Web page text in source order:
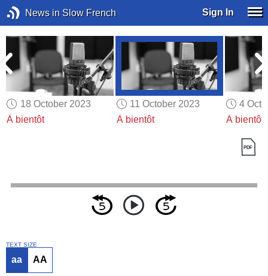
News in Slow French Sign In
18 October 2023
À bientôt
11 October 2023
À bientôt
4
À bientôt
TEXT SIZE
aa AA